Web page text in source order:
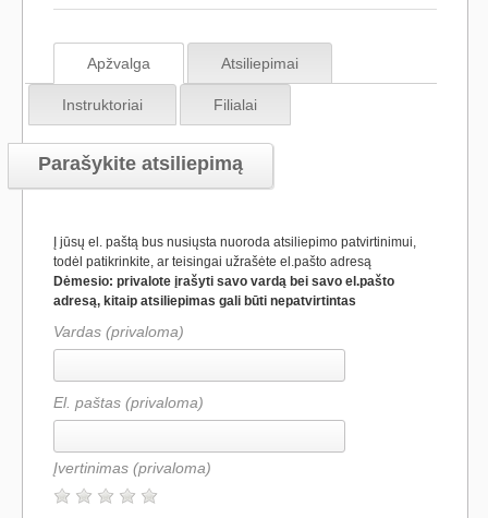
Apžvalga Atsiliepimai
Instruktoriai Filialai
Parašykite atsiliepimą
Į jūsų el. paštą bus nusiųsta nuoroda atsiliepimo patvirtinimui,
todėl patikrinkite, ar teisingai užrašėte el.pašto adresą
Dėmesio: privalote įrašyti savo vardą bei savo el.pašto
adresą, kitaip atsiliepimas gali būti nepatvirtintas
Vardas (privaloma)
El. paštas (privaloma)
Įvertinimas (privaloma)